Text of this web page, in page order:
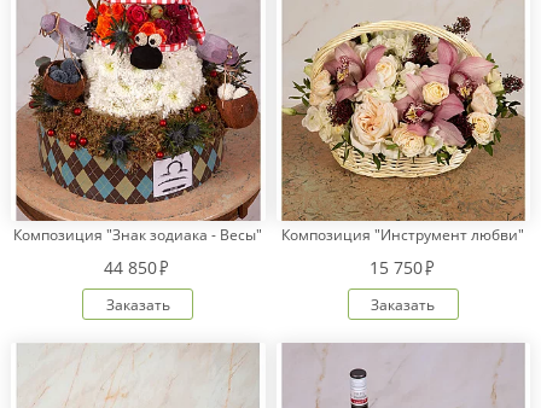
Корпоративным
клиентам
Обратная
связь
О
компании
Change
language
Композиция "Знак зодиака - Весы"
44 850
Заказать
Композиция "Инструмент любви"
15 750
Заказать